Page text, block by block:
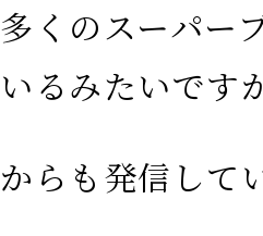
くのスーパー
るみたいです
らも発信して